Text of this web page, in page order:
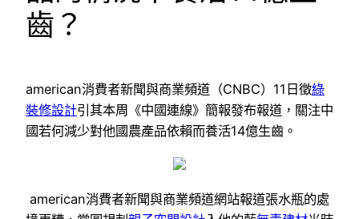
齒？
american消費者新聞與商業頻道（CNBC）11日徵綠
裝修設計引其本周《中國連線》簡報發布報道，關注中
國若何減少對他國農產品依賴而養活14億生齒。
american消費者新聞與商業頻道網站報道張水瓶的處